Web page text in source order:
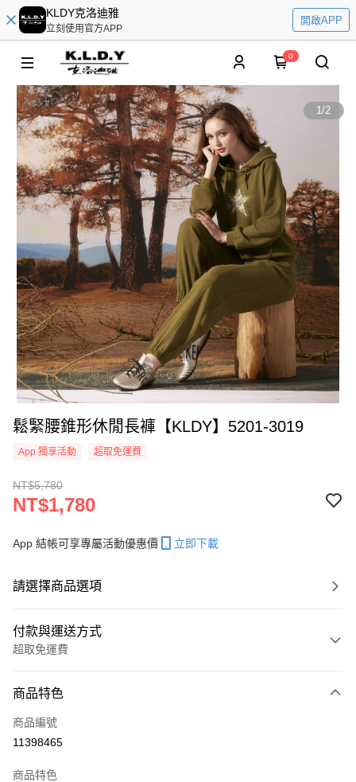
KLDY克洛迪雅
立刻使用官方APP
開啟APP
0
1/2
鬆緊腰錐形休閒長褲【KLDY】5201-3019
App 獨享活動 超取免運費
NT$5,780
NT$1,780
App 結帳可享專屬活動優惠價 立即下載
請選擇商品選項
付款與運送方式
超取免運費
信用卡一次付款
超商取貨付款
商品特色
商品編號
11398465
商品特色